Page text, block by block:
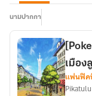
นามปากกา
เมือง
แฟนฟิค
Pikatulu